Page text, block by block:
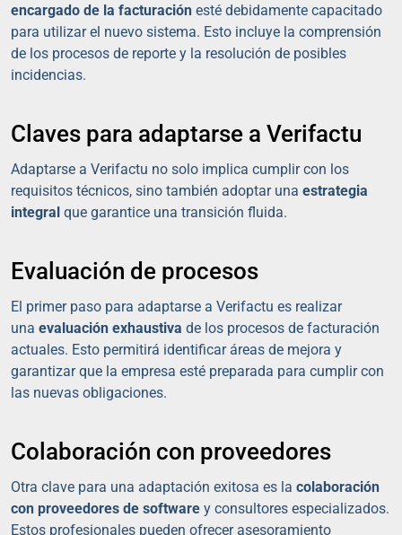
encargado de la facturación esté debidamente capacitado
para utilizar el nuevo sistema. Esto incluye la comprensión
de los procesos de reporte y la resolución de posibles
incidencias.
Claves para adaptarse a Verifactu
Adaptarse a Verifactu no solo implica cumplir con los
requisitos técnicos, sino también adoptar una estrategia
integral que garantice una transición fluida.
Evaluación de procesos
El primer paso para adaptarse a Verifactu es realizar
una evaluación exhaustiva de los procesos de facturación
actuales. Esto permitirá identificar áreas de mejora y
garantizar que la empresa esté preparada para cumplir con
las nuevas obligaciones.
Colaboración con proveedores
Otra clave para una adaptación exitosa es la colaboración
con proveedores de software y consultores especializados.
Estos profesionales pueden ofrecer asesoramiento